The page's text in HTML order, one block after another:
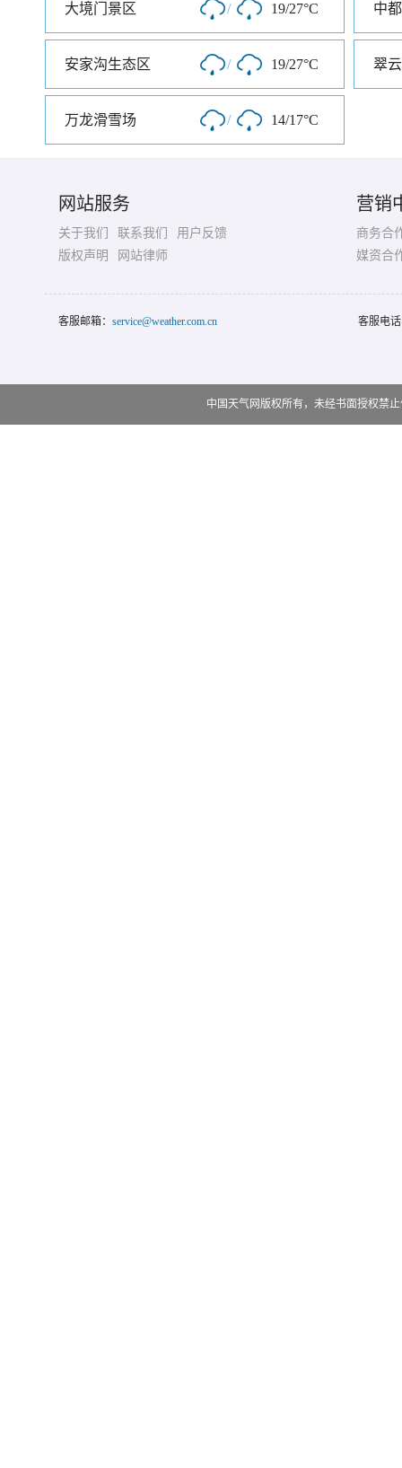
大境门景区 / 19/27°C 中
安家沟生态区 / 19/27°C 翠
万龙滑雪场 / 14/17°C
网站服务
关于我们 联系我们
用户反馈
版权声明
网站律师
营销
商务合
媒资合
客服邮箱： service@weather.com.cn 客服电
中国天气网版权所有，未经书面授权